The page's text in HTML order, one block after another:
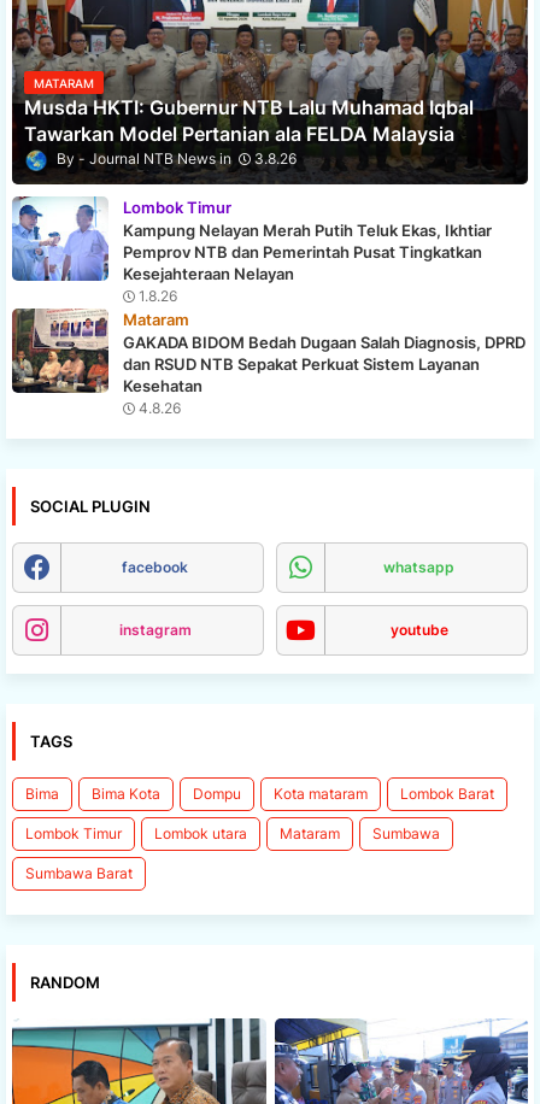
MATARAM
Musda HKTI: Gubernur NTB Lalu Muhamad Iqbal
Tawarkan Model Pertanian ala FELDA Malaysia
Journal NTB News 3.8.26
Lombok Timur
Kampung Nelayan Merah Putih Teluk Ekas, Ikhtiar
Pemprov NTB dan Pemerintah Pusat Tingkatkan
Kesejahteraan Nelayan
1.8.26
Mataram
GAKADA BIDOM Bedah Dugaan Salah Diagnosis, DPRD
dan RSUD NTB Sepakat Perkuat Sistem Layanan
Kesehatan
4.8.26
SOCIAL PLUGIN
facebook whatsapp
instagram youtube
TAGS
Bima Bima Kota Dompu Kota mataram Lombok Barat
Lombok Timur Lombok utara Mataram Sumbawa
Sumbawa Barat
RANDOM